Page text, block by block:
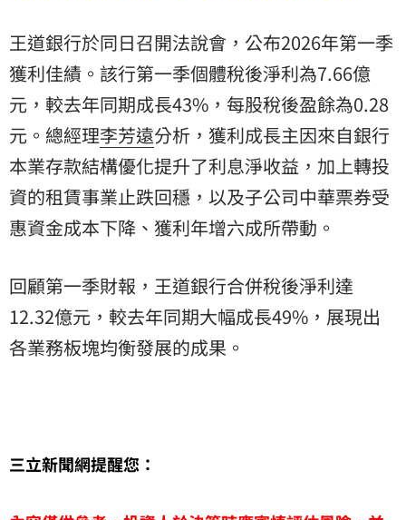
王道銀行於同日召開法說會，公布2026年第一季
獲利佳績。該行第一季個體稅後淨利為7.66億
元，較去年同期成長43%，每股稅後盈餘為0.28
元。總經理李芳遠分析，獲利成長主因來自銀行
本業存款結構優化提升了利息淨收益，加上轉投
資的租賃事業止跌回穩，以及子公司中華票券受
惠資金成本下降、獲利年增六成所帶動。
回顧第一季財報，王道銀行合併稅後淨利達
12.32億元，較去年同期大幅成長49%，展現出
各業務板塊均衡發展的成果。
三立新聞網提醒您：